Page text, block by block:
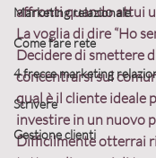
Marketing relazionale
Come fare rete
4 frecce marketing
Scrivere
Gestione clienti
affronti quando attui
La voglia di dire “Ho
Decidere di smettere
concentrarsi sul
qual è il cliente ideale
investire in un nuovo
Difficilmente otterrai